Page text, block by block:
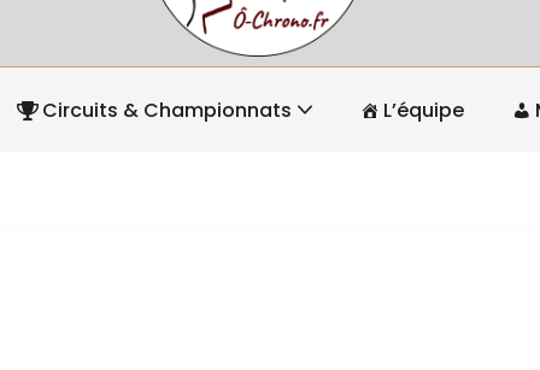
Circuits & Championnats L’équipe